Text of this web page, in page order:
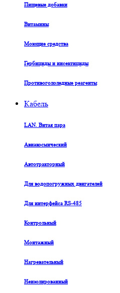
Пищевые добавки
Витамины
Моющие средства
Гербициды и инсектициды
Противогололедные реагенты
Кабель
LAN. Витая пара
Авиакосмический
Автотракторный
Для водопогружных двигателей
Для интерфейса RS-485
Контрольный
Монтажный
Нагревательный
Неизолированный